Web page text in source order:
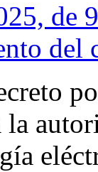
de
del